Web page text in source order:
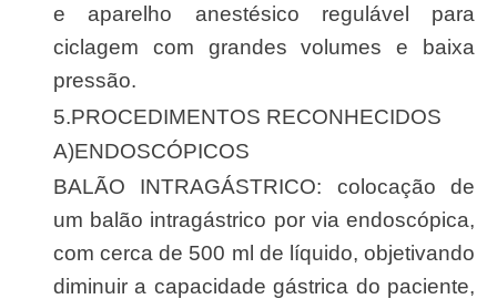
e aparelho anestésico regulável para
ciclagem com grandes volumes e baixa
pressão.
5.PROCEDIMENTOS RECONHECIDOS
A)ENDOSCÓPICOS
BALÃO INTRAGÁSTRICO: colocação de
um balão intragástrico por via endoscópica,
com cerca de 500 ml de líquido, objetivando
diminuir a capacidade gástrica do paciente,